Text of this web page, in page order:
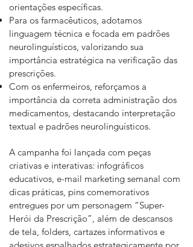
orientações específicas.
Para os farmacêuticos, adotamos
linguagem técnica e focada em padrões
neurolinguísticos, valorizando sua
importância estratégica na verificação das
prescrições.
Com os enfermeiros, reforçamos a
importância da correta administração dos
medicamentos, destacando interpretação
textual e padrões neurolinguísticos.
A campanha foi lançada com peças
criativas e interativas: infográficos
educativos, e-mail marketing semanal com
dicas práticas, pins comemorativos
entregues por um personagem “Super-
Herói da Prescrição”, além de descansos
de tela, folders, cartazes informativos e